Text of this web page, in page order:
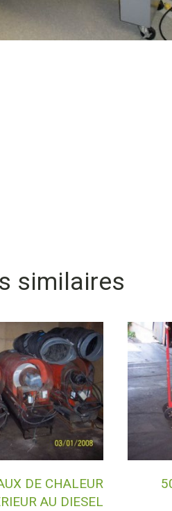
similaires
DE CHALEUR
AU DIESEL